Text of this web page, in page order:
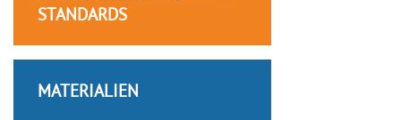
STANDARDS
MATERIALIEN